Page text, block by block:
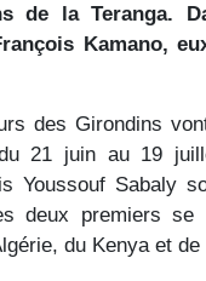
de la Teranga.
Kamano,
des Girondins
21 juin au 19
Youssouf Sabaly
deux premiers se
du Kenya et de